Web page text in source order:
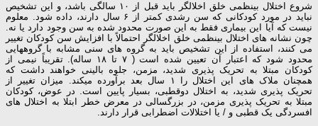
شروع اختلال بی­نظمی خلق اخلالگر باید قبل از ۱۰ سالگی باشد، و این تشخیص
نباید در مورد کودکانی که سن رشدی کمتر از ۶ سال دارند، داده شود. معلوم
نیست که آیا این بیماری فقط به این صورت محدود شده به سن وجود دارد یا نه.
چون نشانه ­های اختلال بی­نظمی خلق اخلالگر احتمالاً با افزایش سن کودکان تغییر
می­ کنند، استفاده از این تشخیص باید به گروه­ های سنی مشابه با گروه­هایی
محدود شود که اعتبار آن تعیین شده است ( ۷ تا ۱۸ ساله). تقریباً نیمی از
کودکان مبتلا به تحریک­ پذیری شدید، مزمن، جلوه بالینی خواهند داشت که
همچنان ملاک­ های این اختلال را ۱ سال بعد برآورده می­کند. میزان تغییر از
تحریک­ پذیری شدید، به اختلال دوقطبی، بسیار پایین است. در عوض، کودکان
مبتلا به تحریک ­پذیری مزمن، در بزرگسالی در معرض خطر ابتلا به اختلال­ های
افسردگی یک­ قطبی و / یا اختلالات اضطرابی قرار دارند.